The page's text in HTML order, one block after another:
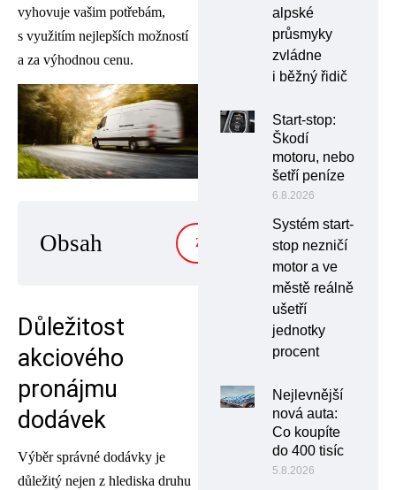
vyhovuje vašim potřebám,
s využitím nejlepších možností
a za výhodnou cenu.
Obsah ZOBRAZIT
Důležitost
akciového
pronájmu
dodávek
Výběr správné dodávky je
důležitý nejen z hlediska druhu
alpské
průsmyky
zvládne
i běžný řidič
Start-stop:
Škodí
motoru, nebo
šetří peníze
6.8.2026
Systém start-
stop nezničí
motor a ve
městě reálně
ušetří
jednotky
procent
Nejlevnější
nová auta:
Co koupíte
do 400 tisíc
5.8.2026